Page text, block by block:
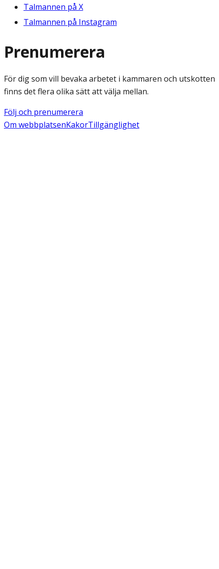
Talmannen på X
Talmannen på Instagram
Prenumerera
För dig som vill bevaka arbetet i kammaren och utskotten
finns det flera olika sätt att välja mellan.
Följ och prenumerera
Om webbplatsenKakorTillgänglighet